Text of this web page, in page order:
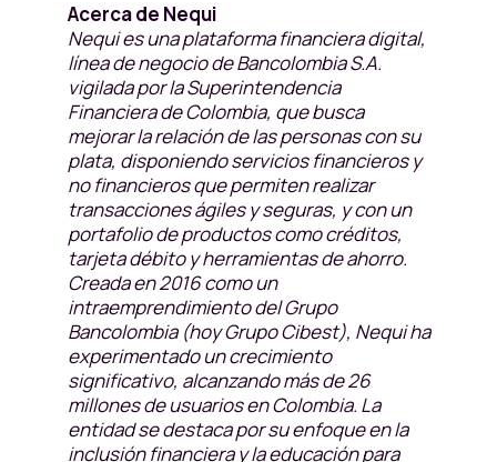
Acerca de Nequi
Nequi es una plataforma financiera digital,
línea de negocio de Bancolombia S.A.
vigilada por la Superintendencia
Financiera de Colombia, que busca
mejorar la relación de las personas con su
plata, disponiendo servicios financieros y
no financieros que permiten realizar
transacciones ágiles y seguras, y con un
portafolio de productos como créditos,
tarjeta débito y herramientas de ahorro.
Creada en 2016 como un
intraemprendimiento del Grupo
Bancolombia (hoy Grupo Cibest), Nequi ha
experimentado un crecimiento
significativo, alcanzando más de 26
millones de usuarios en Colombia. La
entidad se destaca por su enfoque en la
inclusión financiera y la educación para